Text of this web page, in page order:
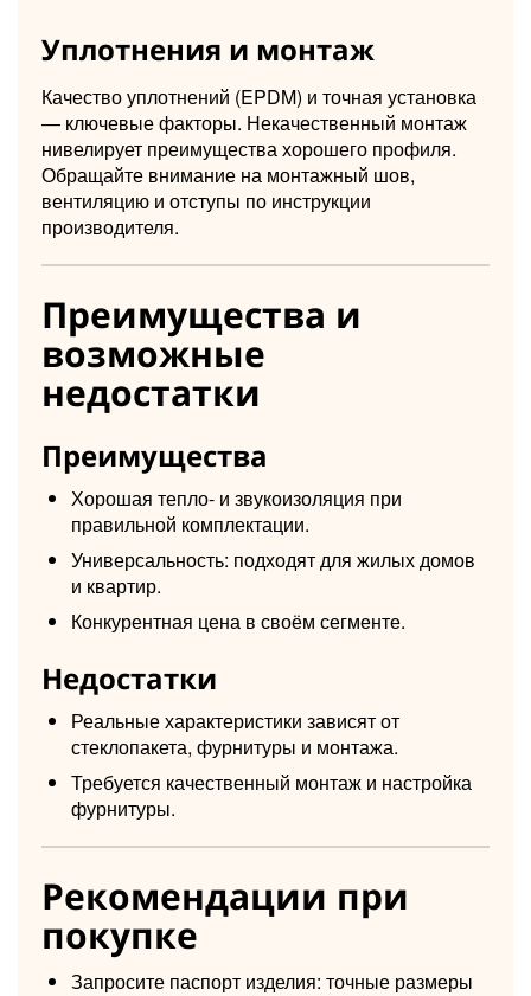
Уплотнения и монтаж
Качество уплотнений (EPDM) и точная установка
— ключевые факторы. Некачественный монтаж
нивелирует преимущества хорошего профиля.
Обращайте внимание на монтажный шов,
вентиляцию и отступы по инструкции
производителя.
Преимущества и
возможные
недостатки
Преимущества
Хорошая тепло- и звукоизоляция при
правильной комплектации.
Универсальность: подходят для жилых домов
и квартир.
Конкурентная цена в своём сегменте.
Недостатки
Реальные характеристики зависят от
стеклопакета, фурнитуры и монтажа.
Требуется качественный монтаж и настройка
фурнитуры.
Рекомендации при
покупке
Запросите паспорт изделия: точные размеры